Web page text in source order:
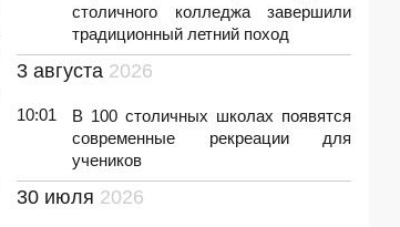
столичного колледжа завершили
традиционный летний поход
3 августа 2026
10:01
В 100 столичных школах появятся
современные рекреации для
учеников
30 июля 2026